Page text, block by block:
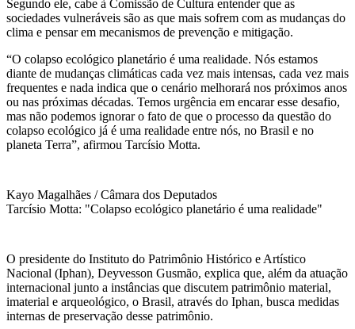
Segundo ele, cabe à Comissão de Cultura entender que as
sociedades vulneráveis são as que mais sofrem com as mudanças do
clima e pensar em mecanismos de prevenção e mitigação.
“O colapso ecológico planetário é uma realidade. Nós estamos
diante de mudanças climáticas cada vez mais intensas, cada vez mais
frequentes e nada indica que o cenário melhorará nos próximos anos
ou nas próximas décadas. Temos urgência em encarar esse desafio,
mas não podemos ignorar o fato de que o processo da questão do
colapso ecológico já é uma realidade entre nós, no Brasil e no
planeta Terra”, afirmou Tarcísio Motta.
Kayo Magalhães / Câmara dos Deputados
Tarcísio Motta: "Colapso ecológico planetário é uma realidade"
O presidente do Instituto do Patrimônio Histórico e Artístico
Nacional (Iphan), Deyvesson Gusmão, explica que, além da atuação
internacional junto a instâncias que discutem patrimônio material,
imaterial e arqueológico, o Brasil, através do Iphan, busca medidas
internas de preservação desse patrimônio.